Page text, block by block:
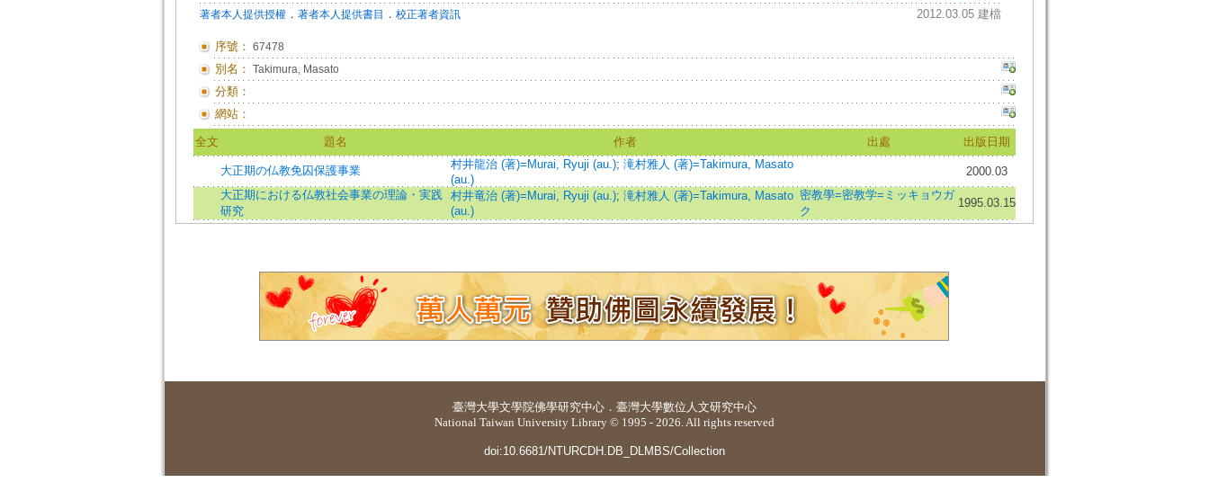
著者本人提供授權． 著者本人提供書目 ． 校正著者資訊 2012.03.05 建檔
序號： 67478
別名： Takimura, Masato
分類：
網站：
全文 題名 作者 出處 出版日期
大正期の仏教免囚保護事業 村井龍治 (著)=Murai, Ryuji (au.); 滝村雅人 (著)=Takimura, Masato
(au.)
2000.03
大正期における仏教社会事業の理論・実践
研究
村井竜治 (著)=Murai, Ryuji (au.); 滝村雅人 (著)=Takimura, Masato
(au.)
密教學=密教学=ミッキョウガ
ク
1995.03.15
臺灣大學文學院佛學研究中心 ． 臺灣大學數位人文研究中心
National Taiwan University Library © 1995 - 2026. All rights reserved
doi:10.6681/NTURCDH.DB_DLMBS/Collection